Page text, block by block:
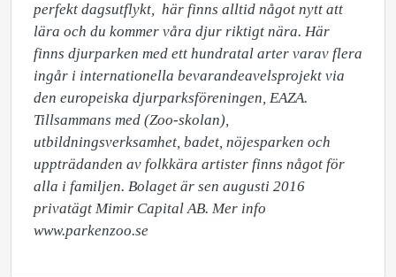
perfekt dagsutflykt,  här finns alltid något nytt att
lära och du kommer våra djur riktigt nära. Här
finns djurparken med ett hundratal arter varav flera
ingår i internationella bevarandeavelsprojekt via
den europeiska djurparksföreningen, EAZA.
Tillsammans med (Zoo-skolan),
utbildningsverksamhet, badet, nöjesparken och
uppträdanden av folkkära artister finns något för
alla i familjen. Bolaget är sen augusti 2016
privatägt Mimir Capital AB. Mer info
www.parkenzoo.se